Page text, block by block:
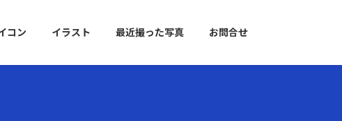
コン イラスト 最近撮った写真 お問合せ